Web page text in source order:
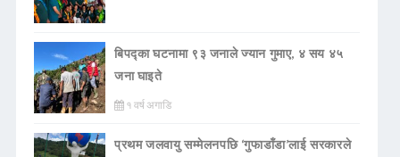
बिपद्का घटनामा ९३ जनाले ज्यान गुमाए, ४ सय ४५
जना घाइते
१ वर्ष अगाडि
प्रथम जलवायु सम्मेलनपछि ‘गुफाडाँडा’लाई सरकारले